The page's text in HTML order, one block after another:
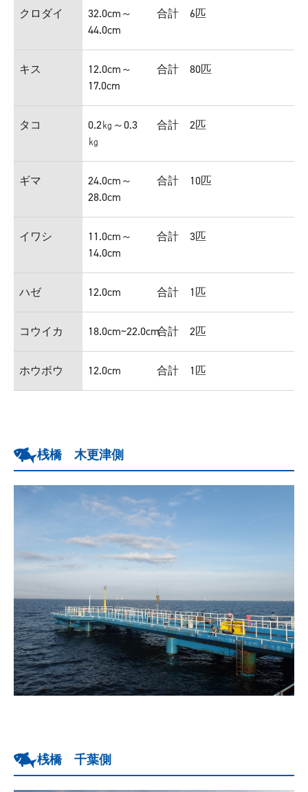
クロダイ
32.0cm～
44.0cm
合計 6匹
キス
12.0cm～
17.0cm
合計 80匹
タコ
0.2㎏～0.3
㎏
合計 2匹
ギマ
24.0cm～
28.0cm
合計 10匹
イワシ
11.0cm～
14.0cm
合計 3匹
ハゼ 12.0cm 合計 1匹
コウイカ 18.0cm~22.0cm合計 2匹
ホウボウ 12.0cm 合計 1匹
桟橋 木更津側
桟橋 千葉側